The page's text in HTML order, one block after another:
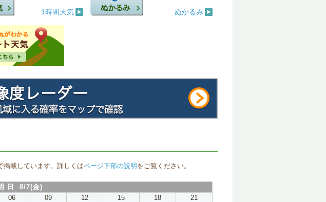
1時間天気 ぬかるみ
掲載しています。詳しくはページ下部の説明 をご覧ください。
日 8/7(金)
06 09 12 15 18 21